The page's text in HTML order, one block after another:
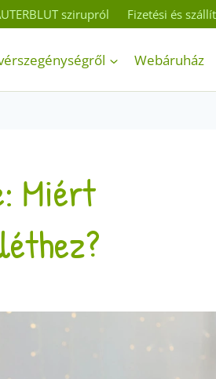
szirupról Fizetési és
Webáruház
Miért